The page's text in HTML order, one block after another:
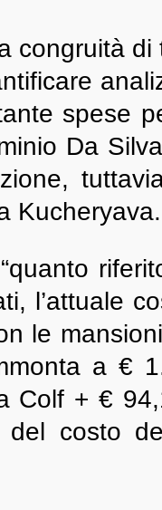
congruità di
spese
Da
Kucheryava.
l’attuale
le
a €
Colf + €
costo